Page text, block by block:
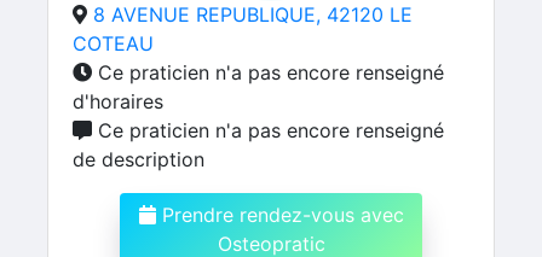
8 AVENUE REPUBLIQUE, 42120 LE
COTEAU
Ce praticien n'a pas encore renseigné
d'horaires
Ce praticien n'a pas encore renseigné
de description
Prendre rendez-vous avec
Osteopratic